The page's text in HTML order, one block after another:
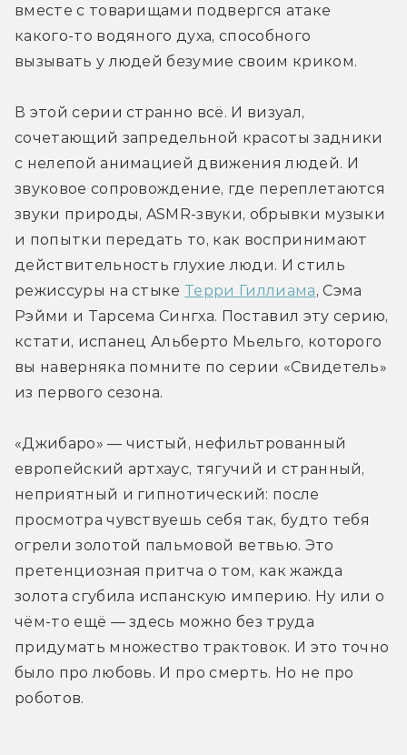
вместе с товарищами подвергся атаке
какого-то водяного духа, способного
вызывать у людей безумие своим криком.
В этой серии странно всё. И визуал,
сочетающий запредельной красоты задники
с нелепой анимацией движения людей. И
звуковое сопровождение, где переплетаются
звуки природы, ASMR-звуки, обрывки музыки
и попытки передать то, как воспринимают
действительность глухие люди. И стиль
режиссуры на стыке Терри Гиллиама, Сэма
Рэйми и Тарсема Сингха. Поставил эту серию,
кстати, испанец Альберто Мьельго, которого
вы наверняка помните по серии «Свидетель»
из первого сезона.
«Джибаро» — чистый, нефильтрованный
европейский артхаус, тягучий и странный,
неприятный и гипнотический: после
просмотра чувствуешь себя так, будто тебя
огрели золотой пальмовой ветвью. Это
претенциозная притча о том, как жажда
золота сгубила испанскую империю. Ну или о
чём-то ещё — здесь можно без труда
придумать множество трактовок. И это точно
было про любовь. И про смерть. Но не про
роботов.